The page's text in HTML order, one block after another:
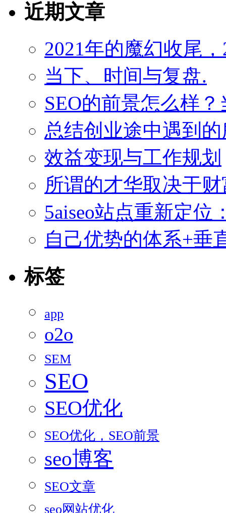
近期文章
2021年的魔幻收尾
当下、时间与复盘.
SEO的前景怎么样
总结创业途中遇到
效益变现与工作规划
所谓的才华取决于
5aiseo站点重新定位
自己优势的体系+垂
标签
app
o2o
SEM
SEO
SEO优化
SEO优化，SEO前景
seo博客
SEO文章
seo网站优化